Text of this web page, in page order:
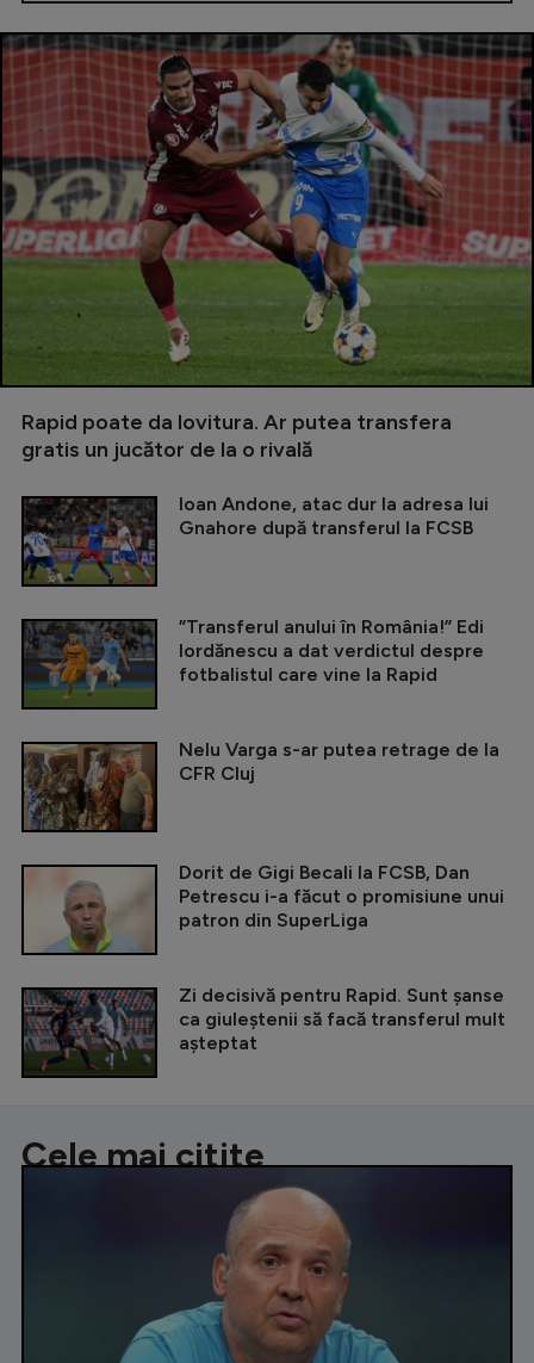
Rapid poate da lovitura. Ar putea transfera
gratis un jucător de la o rivală
Ioan Andone, atac dur la adresa lui
Gnahore după transferul la FCSB
”Transferul anului în România!” Edi
Iordănescu a dat verdictul despre
fotbalistul care vine la Rapid
Nelu Varga s-ar putea retrage de la
CFR Cluj
Dorit de Gigi Becali la FCSB, Dan
Petrescu i-a făcut o promisiune unui
patron din SuperLiga
Zi decisivă pentru Rapid. Sunt șanse
ca giuleștenii să facă transferul mult
așteptat
Cele mai citite